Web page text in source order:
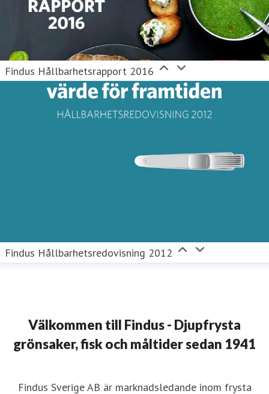
Findus Hållbarhetsrapport 2016
Findus Hållbarhetsredovisning 2012
Välkommen till Findus - Djupfrysta
grönsaker, fisk och måltider sedan 1941
Findus Sverige AB är marknadsledande inom frysta